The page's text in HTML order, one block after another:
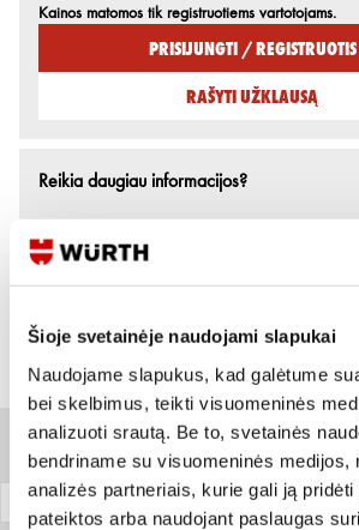
Šioje svetainėje naudojami slapukai
Naudojame slapukus, kad galėtume
bei skelbimus, teikti visuomeninės
analizuoti srautą. Be to, svetainės
bendriname su visuomeninės medijos,
analizės partneriais, kurie gali ją
pateiktos arba naudojant paslaugas
Kainos matomos tik registruotiems vartotojams.
Prisijungti / Registruotis
Rašyti užklausą
Reikia daugiau informacijos?
Variantai
Apsauginių lęšių spalva